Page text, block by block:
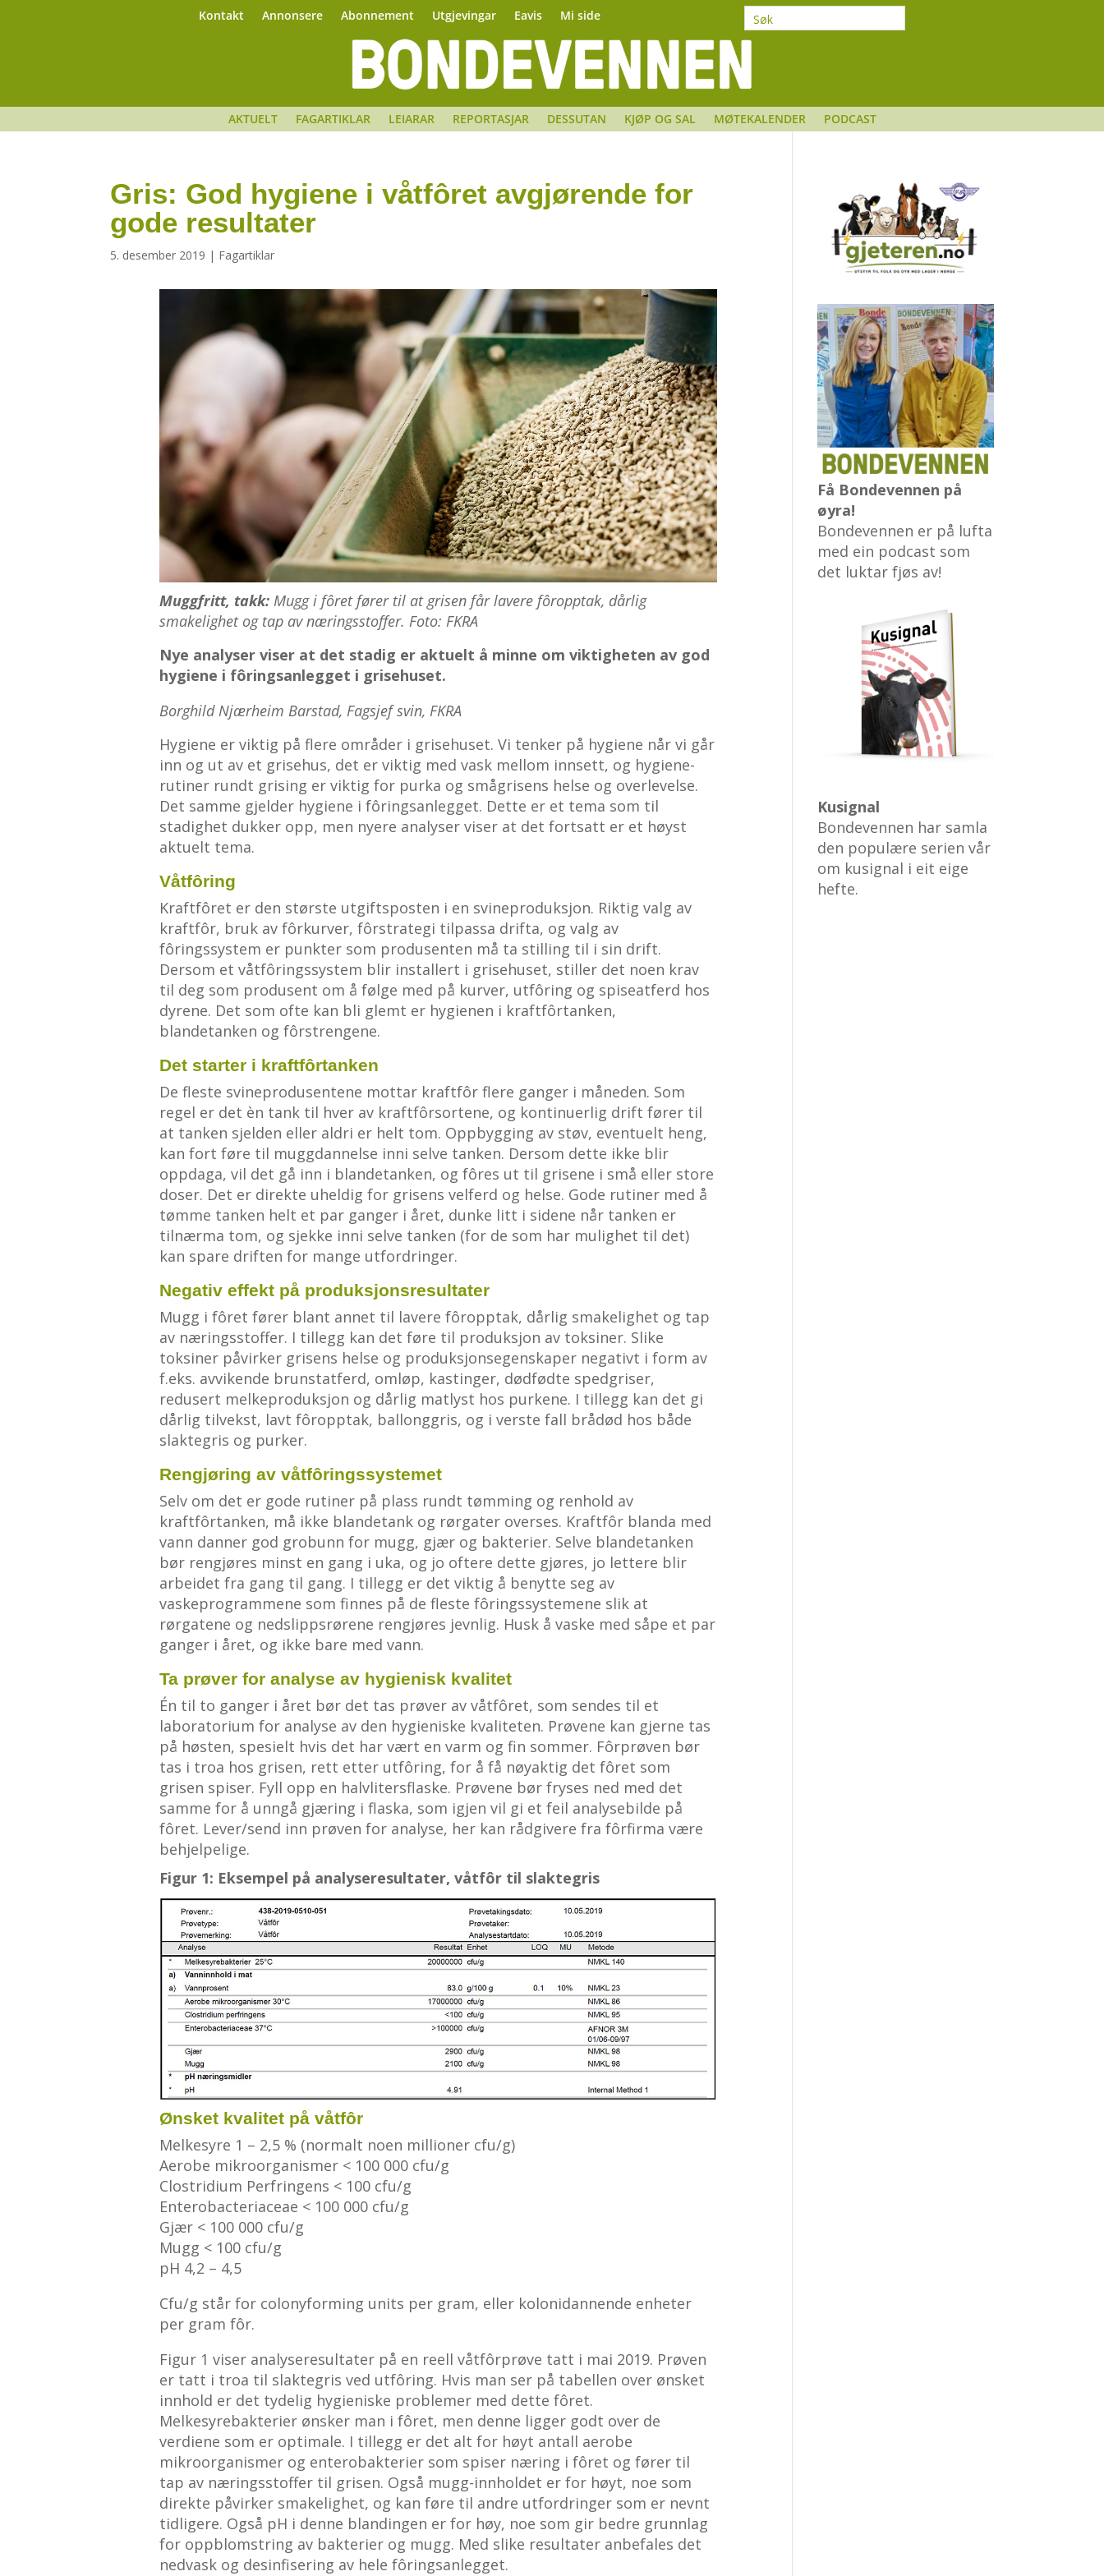
Kontakt Annonsere Abonnement Utgjevingar Eavis Mi side
AKTUELT FAGARTIKLAR LEIARAR REPORTASJAR DESSUTAN KJØP OG SAL MØTEKALENDER PODCAST
Gris: God hygiene i våtfôret avgjørende for
gode resultater
5. desember 2019 | Fagartiklar
Muggfritt, takk: Mugg i fôret fører til at grisen får lavere fôropptak, dårlig
smakelighet og tap av næringsstoffer. Foto: FKRA
Nye analyser viser at det stadig er aktuelt å minne om viktigheten av god
hygiene i fôringsanlegget i grisehuset.
Borghild Njærheim Barstad, Fagsjef svin, FKRA
Hygiene er viktig på flere områder i grisehuset. Vi tenker på hygiene når vi går
inn og ut av et grisehus, det er viktig med vask mellom innsett, og hygiene-
rutiner rundt grising er viktig for purka og smågrisens helse og overlevelse.
Det samme gjelder hygiene i fôringsanlegget. Dette er et tema som til
stadighet dukker opp, men nyere analyser viser at det fortsatt er et høyst
aktuelt tema.
Våtfôring
Kraftfôret er den største utgiftsposten i en svineproduksjon. Riktig valg av
kraftfôr, bruk av fôrkurver, fôrstrategi tilpassa drifta, og valg av
fôringssystem er punkter som produsenten må ta stilling til i sin drift.
Dersom et våtfôringssystem blir installert i grisehuset, stiller det noen krav
til deg som produsent om å følge med på kurver, utfôring og spiseatferd hos
dyrene. Det som ofte kan bli glemt er hygienen i kraftfôrtanken,
blandetanken og fôrstrengene.
Det starter i kraftfôrtanken
De fleste svineprodusentene mottar kraftfôr flere ganger i måneden. Som
regel er det èn tank til hver av kraftfôrsortene, og kontinuerlig drift fører til
at tanken sjelden eller aldri er helt tom. Oppbygging av støv, eventuelt heng,
kan fort føre til muggdannelse inni selve tanken. Dersom dette ikke blir
oppdaga, vil det gå inn i blandetanken, og fôres ut til grisene i små eller store
doser. Det er direkte uheldig for grisens velferd og helse. Gode rutiner med å
tømme tanken helt et par ganger i året, dunke litt i sidene når tanken er
tilnærma tom, og sjekke inni selve tanken (for de som har mulighet til det)
kan spare driften for mange utfordringer.
Negativ effekt på produksjonsresultater
Mugg i fôret fører blant annet til lavere fôropptak, dårlig smakelighet og tap
av næringsstoffer. I tillegg kan det føre til produksjon av toksiner. Slike
toksiner påvirker grisens helse og produksjonsegenskaper negativt i form av
f.eks. avvikende brunstatferd, omløp, kastinger, dødfødte spedgriser,
redusert melkeproduksjon og dårlig matlyst hos purkene. I tillegg kan det gi
dårlig tilvekst, lavt fôropptak, ballonggris, og i verste fall brådød hos både
slaktegris og purker.
Rengjøring av våtfôringssystemet
Selv om det er gode rutiner på plass rundt tømming og renhold av
kraftfôrtanken, må ikke blandetank og rørgater overses. Kraftfôr blanda med
vann danner god grobunn for mugg, gjær og bakterier. Selve blandetanken
bør rengjøres minst en gang i uka, og jo oftere dette gjøres, jo lettere blir
arbeidet fra gang til gang. I tillegg er det viktig å benytte seg av
vaskeprogrammene som finnes på de fleste fôringssystemene slik at
rørgatene og nedslippsrørene rengjøres jevnlig. Husk å vaske med såpe et par
ganger i året, og ikke bare med vann.
Ta prøver for analyse av hygienisk kvalitet
Én til to ganger i året bør det tas prøver av våtfôret, som sendes til et
laboratorium for analyse av den hygieniske kvaliteten. Prøvene kan gjerne tas
på høsten, spesielt hvis det har vært en varm og fin sommer. Fôrprøven bør
tas i troa hos grisen, rett etter utfôring, for å få nøyaktig det fôret som
grisen spiser. Fyll opp en halvlitersflaske. Prøvene bør fryses ned med det
samme for å unngå gjæring i flaska, som igjen vil gi et feil analysebilde på
fôret. Lever/send inn prøven for analyse, her kan rådgivere fra fôrfirma være
behjelpelige.
Figur 1: Eksempel på analyseresultater, våtfôr til slaktegris
Ønsket kvalitet på våtfôr
Melkesyre 1 – 2,5 % (normalt noen millioner cfu/g)
Aerobe mikroorganismer < 100 000 cfu/g
Clostridium Perfringens < 100 cfu/g
Enterobacteriaceae < 100 000 cfu/g
Gjær < 100 000 cfu/g
Mugg < 100 cfu/g
pH 4,2 – 4,5
Cfu/g står for colonyforming units per gram, eller kolonidannende enheter
per gram fôr.
Figur 1 viser analyseresultater på en reell våtfôrprøve tatt i mai 2019. Prøven
er tatt i troa til slaktegris ved utfôring. Hvis man ser på tabellen over ønsket
innhold er det tydelig hygieniske problemer med dette fôret.
Melkesyrebakterier ønsker man i fôret, men denne ligger godt over de
verdiene som er optimale. I tillegg er det alt for høyt antall aerobe
mikroorganismer og enterobakterier som spiser næring i fôret og fører til
tap av næringsstoffer til grisen. Også mugg-innholdet er for høyt, noe som
direkte påvirker smakelighet, og kan føre til andre utfordringer som er nevnt
tidligere. Også pH i denne blandingen er for høy, noe som gir bedre grunnlag
for oppblomstring av bakterier og mugg. Med slike resultater anbefales det
nedvask og desinfisering av hele fôringsanlegget.
Få Bondevennen på
øyra!
Bondevennen er på lufta
med ein podcast som
det luktar fjøs av!
Kusignal
Bondevennen har samla
den populære serien vår
om kusignal i eit eige
hefte.